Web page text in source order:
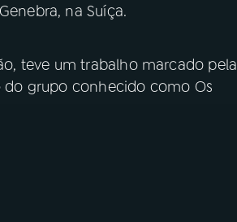
na Suíça.
teve um trabalho marcado pela
do grupo conhecido como Os